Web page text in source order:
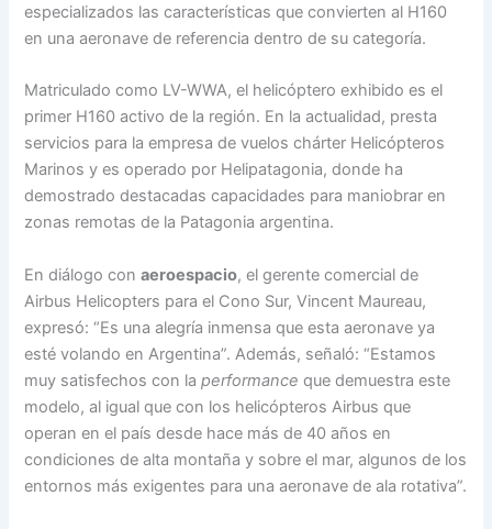
especializados las características que convierten al H160
en una aeronave de referencia dentro de su categoría.
Matriculado como LV-WWA, el helicóptero exhibido es el
primer H160 activo de la región. En la actualidad, presta
servicios para la empresa de vuelos chárter Helicópteros
Marinos y es operado por Helipatagonia, donde ha
demostrado destacadas capacidades para maniobrar en
zonas remotas de la Patagonia argentina.
En diálogo conaeroespacio, el gerente comercial de
Airbus Helicopters para el Cono Sur, Vincent Maureau,
expresó: “Es una alegría inmensa que esta aeronave ya
esté volando en Argentina”. Además, señaló: “Estamos
muy satisfechos con laperformance que demuestra este
modelo, al igual que con los helicópteros Airbus que
operan en el país desde hace más de 40 años en
condiciones de alta montaña y sobre el mar, algunos de los
entornos más exigentes para una aeronave de ala rotativa”.